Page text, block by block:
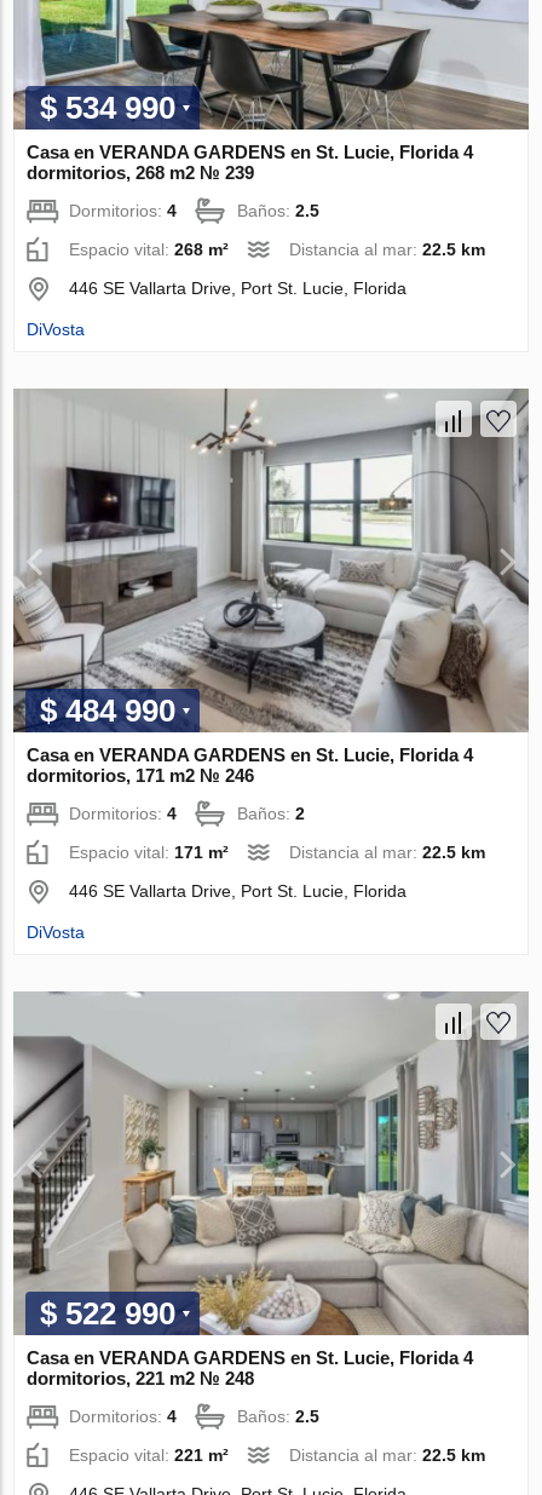
$ 534 990
Casa en VERANDA GARDENS en St. Lucie, Florida 4
dormitorios, 268 m2 № 239
Dormitorios:4 Baños:2.5
Espacio vital:268 m² Distancia al mar:22.5 km
446 SE Vallarta Drive, Port St. Lucie, Florida
DiVosta
$ 484 990
Casa en VERANDA GARDENS en St. Lucie, Florida 4
dormitorios, 171 m2 № 246
Dormitorios:4 Baños:2
Espacio vital: 171 m² Distancia al mar:22.5 km
446 SE Vallarta Drive, Port St. Lucie, Florida
DiVosta
$ 522 990
Casa en VERANDA GARDENS en St. Lucie, Florida 4
dormitorios, 221 m2 № 248
Dormitorios:4 Baños:2.5
Espacio vital:221 m² Distancia al mar:22.5 km